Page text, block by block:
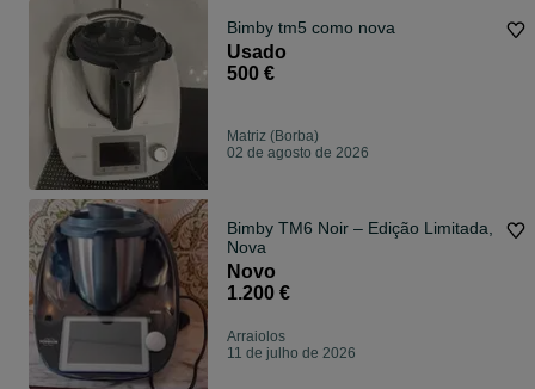
Bimby tm5 como nova
Usado
500 €
Matriz (Borba)
02 de agosto de 2026
Bimby TM6 Noir – Edição Limitada,
Nova
Novo
1.200 €
Arraiolos
11 de julho de 2026